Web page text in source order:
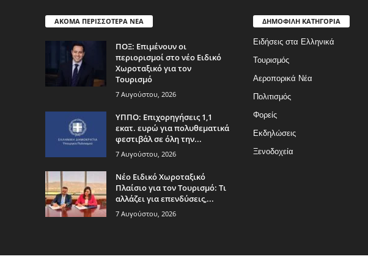
ΑΚΟΜΑ ΠΕΡΙΣΣΟΤΕΡΑ ΝΕΑ
ΠΟΞ: Επιμένουν οι
περιορισμοί στο νέο Ειδικό
Χωροταξικό για τον
Τουρισμό
7 Αυγούστου, 2026
ΥΠΠΟ: Επιχορηγήσεις 1,1
εκατ. ευρώ για πολυθεματικά
φεστιβάλ σε όλη την...
7 Αυγούστου, 2026
Νέο Ειδικό Χωροταξικό
Πλαίσιο για τον Τουρισμό: Τι
αλλάζει για επενδύσεις,...
7 Αυγούστου, 2026
ΔΗΜΟΦΙΛΗ ΚΑΤΗΓΟΡΙΑ
Ειδήσεις στα Ελληνικά
Τουρισμός
Αεροπορικά Νέα
Πολιτισμός
Φορείς
Εκδηλώσεις
Ξενοδοχεία